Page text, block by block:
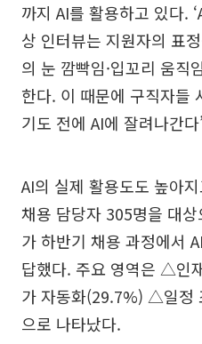
까지 AI를 활용하고 있다.
상 인터뷰는 지원자의 표
의 눈 깜빡임·입꼬리 움직
한다. 이 때문에 구직자들
기도 전에 AI에 잘려나간
AI의 실제 활용도도 높아
채용 담당자 305명을 대
가 하반기 채용 과정에서
답했다. 주요 영역은 △인
가 자동화(29.7%) △일정
으로 나타났다.